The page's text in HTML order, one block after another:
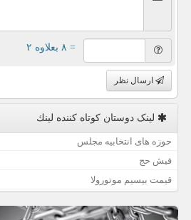
= ۸ بعلاوه ۲
ارسال نظر
لینک دوستان كوتاه كننده لینك
حوزه های انتخابیه مجلس
فیش حج
قیمت بیسیم موتورولا